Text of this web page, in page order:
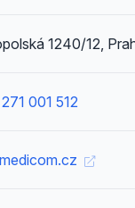
1240/12,
001 512